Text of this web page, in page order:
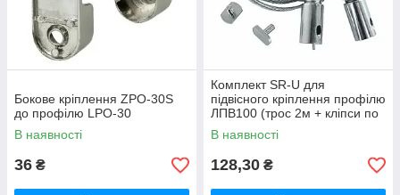
Бокове кріплення ZPO-30S
до профілю LPO-30
В наявності
36 ₴
Комплект SR-U для
підвісного кріплення профілю
ЛПВ100 (трос 2м + кліпси по
2шт.)
В наявності
128,30 ₴